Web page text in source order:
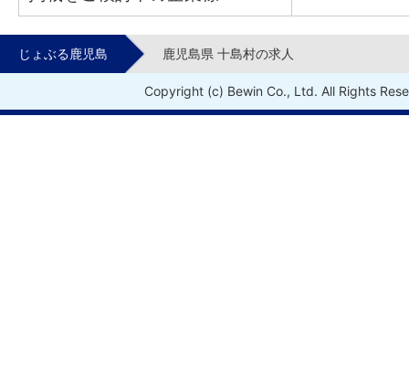
じょぶる鹿児島 鹿児島県 十島村の求人
Copyright (c) Bewin Co., Ltd. All Rights